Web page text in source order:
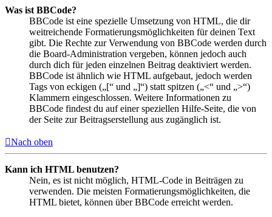
Was ist BBCode?
BBCode ist eine spezielle Umsetzung von HTML, die dir
weitreichende Formatierungsmöglichkeiten für deinen Text
gibt. Die Rechte zur Verwendung von BBCode werden durch
die Board-Administration vergeben, können jedoch auch
durch dich für jeden einzelnen Beitrag deaktiviert werden.
BBCode ist ähnlich wie HTML aufgebaut, jedoch werden
Tags von eckigen („[“ und „]“) statt spitzen („<“ und „>“)
Klammern eingeschlossen. Weitere Informationen zu
BBCode findest du auf einer speziellen Hilfe-Seite, die von
der Seite zur Beitragserstellung aus zugänglich ist.
Nach oben
Kann ich HTML benutzen?
Nein, es ist nicht möglich, HTML-Code in Beiträgen zu
verwenden. Die meisten Formatierungsmöglichkeiten, die
HTML bietet, können über BBCode erreicht werden.